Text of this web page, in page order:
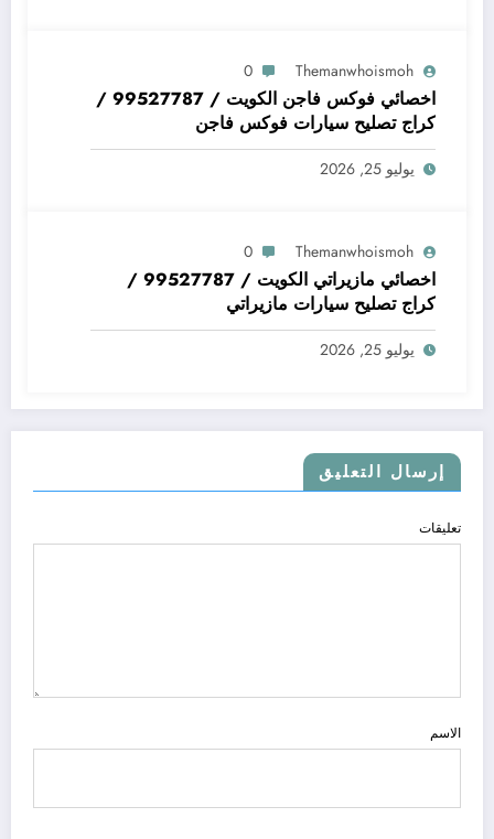
Themanwhoismoh
0
اخصائي فوكس فاجن الكويت / 99527787 /
كراج تصليح سيارات فوكس فاجن
يوليو 25, 2026
Themanwhoismoh
0
اخصائي مازيراتي الكويت / 99527787 /
كراج تصليح سيارات مازيراتي
يوليو 25, 2026
إرسال التعليق
تعليقات
الاسم